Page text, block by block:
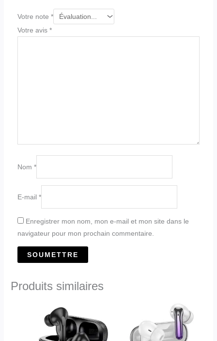
Votre note *
Votre avis *
Nom *
E-mail *
Enregistrer mon nom, mon e-mail et mon site dans le
navigateur pour mon prochain commentaire.
Produits similaires
produit
a
Ce
produit
a